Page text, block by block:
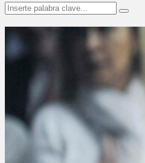
Search
for:
Search